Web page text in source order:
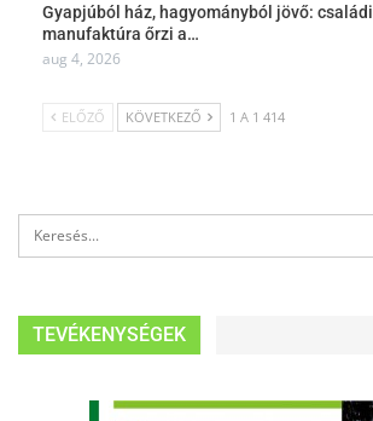
Gyapjúból ház, hagyományból jövő: családi
manufaktúra őrzi a…
aug 4, 2026
ELŐZŐ KÖVETKEZŐ 1 A 1 414
TEVÉKENYSÉGEK